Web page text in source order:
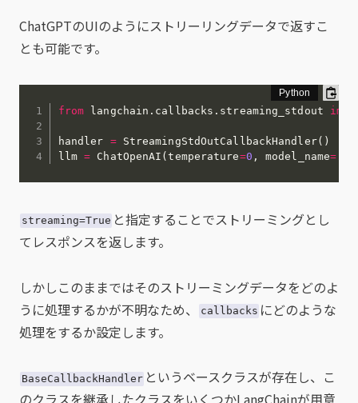
ChatGPTのUIのようにストリーリングデータで返すこ
とも可能です。
from langchain . callbacks . streaming_stdout
handler = StreamingStdOutCallbackHandler( )
llm = ChatOpenAI (temperature=0 , model_name=
streaming=True と指定することでストリーミングとし
てレスポンスを返します。
しかしこのままではそのストリーミングデータをどのよ
うに処理するかが不明なため、
callbacks にどのような
処理をするか設定します。
BaseCallbackHandler というベースクラスが存在し、こ